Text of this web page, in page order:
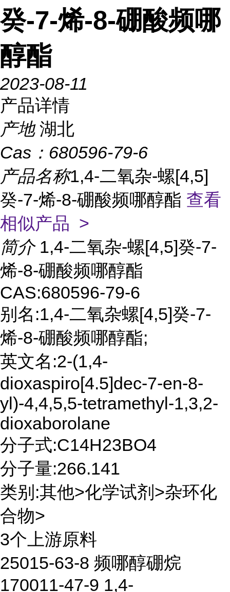
癸-7-烯-8-硼酸频哪
醇酯
2023-08-11
产品详情
产地 湖北
Cas： 680596-79-6
产品名称1,4-二氧杂-螺[4,5]
癸-7-烯-8-硼酸频哪醇酯 查看
相似产品 >
简介 1,4-二氧杂-螺[4,5]癸-7-
烯-8-硼酸频哪醇酯
CAS:680596-79-6
别名:1,4-二氧杂螺[4,5]癸-7-
烯-8-硼酸频哪醇酯;
英文名:2-(1,4-
dioxaspiro[4.5]dec-7-en-8-
yl)-4,4,5,5-tetramethyl-1,3,2-
dioxaborolane
分子式:C14H23BO4
分子量:266.141
类别:其他>化学试剂>杂环化
合物>
3个上游原料
25015-63-8 频哪醇硼烷
170011-47-9 1,4-